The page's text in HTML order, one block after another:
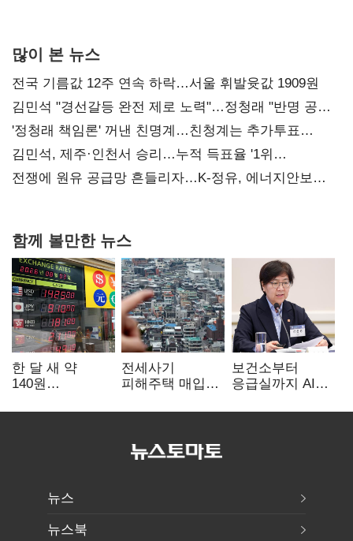
많이 본 뉴스
전국 기름값 12주 연속 하락…서울 휘발윳값 1909원
김민석 "경선갈등 완전 제로 노력"…정청래 "반명 공세
사과부터"
'정청래 책임론' 꺼낸 친명계…친청계는 추가투표
때리기
김민석, 제주·인천서 승리…누적 득표율 '1위
탈환'(종합)
전쟁에 원유 공급망 흔들리자…K-정유, 에너지안보
함께 볼만한 뉴스
한 달 새 약
140원
엔저'에 원화
전세사기
피해주택 매입
누적 피해자
보건소부터
응급실까지 AI
혁신 본격화
뉴스
뉴스북